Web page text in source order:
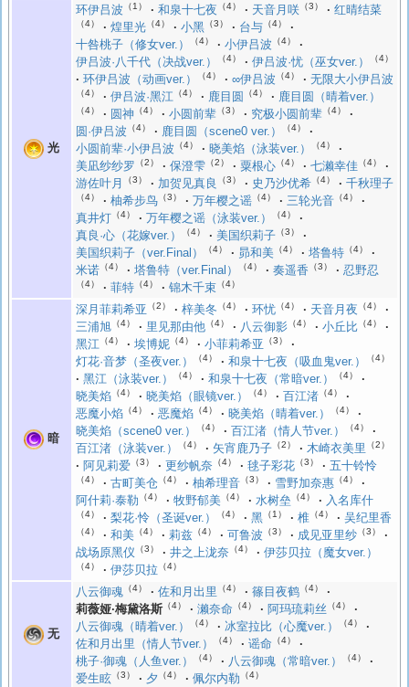
光
环伊吕波 （1） 和泉十七夜 （4） 天音月咲 （3） 红晴结菜
（4） 煌里光 （4） 小黑 （3） 台与 （4）
十咎桃子（修女ver.） （4） 小伊吕波 （4）
伊吕波·八千代（决战ver.） （4） 伊吕波·忧（巫女ver.） （4）
环伊吕波（动画ver.） （4） ∞伊吕波 （4） 无限大小伊吕波
（4） 伊吕波·黑江 （4） 鹿目圆 （4） 鹿目圆（晴着ver.）
（4） 圆神 （4） 小圆前辈 （3） 究极小圆前辈 （4）
圆·伊吕波 （4） 鹿目圆（scene0 ver.） （4）
小圆前辈·小伊吕波 （4） 晓美焰（泳装ver.） （4）
美凪纱纱罗 （2） 保澄雫 （2） 粟根心 （4） 七濑幸佳 （4）
游佐叶月 （3） 加贺见真良 （3） 史乃沙优希 （4） 千秋理子
（4） 柚希步鸟 （3） 万年樱之谣 （4） 三轮光音 （4）
真井灯 （4） 万年樱之谣（泳装ver.） （4）
真良·心（花嫁ver.） （4） 美国织莉子 （3）
美国织莉子（ver.Final） （4） 昴和美 （4） 塔鲁特 （4）
米诺 （4） 塔鲁特（ver.Final） （4） 奏遥香 （3） 忍野忍
（4） 菲特 （4） 锦木千束 （4）
暗
深月菲莉希亚 （2） 梓美冬 （4） 环忧 （4） 天音月夜 （4）
三浦旭 （4） 里见那由他 （4） 八云御影 （4） 小丘比 （4）
黑江 （4） 埃博妮 （4） 小菲莉希亚 （3）
灯花·音梦（圣夜ver.） （4） 和泉十七夜（吸血鬼ver.） （4）
黑江（泳装ver.） （4） 和泉十七夜（常暗ver.） （4）
晓美焰 （4） 晓美焰（眼镜ver.） （4） 百江渚 （4）
恶魔小焰 （4） 恶魔焰 （4） 晓美焰（晴着ver.） （4）
晓美焰（scene0 ver.） （4） 百江渚（情人节ver.） （4）
百江渚（泳装ver.） （4） 矢宵鹿乃子 （2） 木崎衣美里 （2）
阿见莉爱 （3） 更纱帆奈 （4） 毬子彩花 （3） 五十铃怜
（4） 古町美仓 （4） 柚希理音 （3） 雪野加奈惠 （4）
阿什莉·泰勒 （4） 牧野郁美 （4） 水树垒 （4） 入名库什
（4） 梨花·怜（圣诞ver.） （4） 黑 （1） 椎 （4） 吴纪里香
（4） 和美 （4） 莉兹 （4） 可鲁波 （3） 成见亚里纱 （3）
战场原黑仪 （3） 井之上泷奈 （4） 伊莎贝拉（魔女ver.）
（4） 伊莎贝拉 （4）
无
八云御魂 （4） 佐和月出里 （4） 篠目夜鹤 （4）
莉薇娅·梅黛洛斯（4） 濑奈命 （4） 阿玛琉莉丝 （4）
八云御魂（晴着ver.） （4） 冰室拉比（心魔ver.） （4）
佐和月出里（情人节ver.） （4） 谣命 （4）
桃子·御魂（人鱼ver.） （4） 八云御魂（常暗ver.） （4）
爱生眩 （3） 夕 （4） 佩尔内勒 （4）